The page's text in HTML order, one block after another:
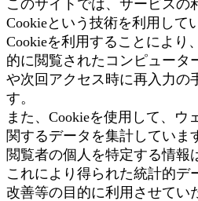
このサイトでは、サービスの
Cookieという技術を利用して
Cookieを利用することにより
的に閲覧されたコンピュータ
や次回アクセス時に再入力の
す。
また、Cookieを使用して、ウ
関するデータを集計していま
閲覧者の個人を特定する情報
これにより得られた統計的デ
改善等の目的に利用させてい